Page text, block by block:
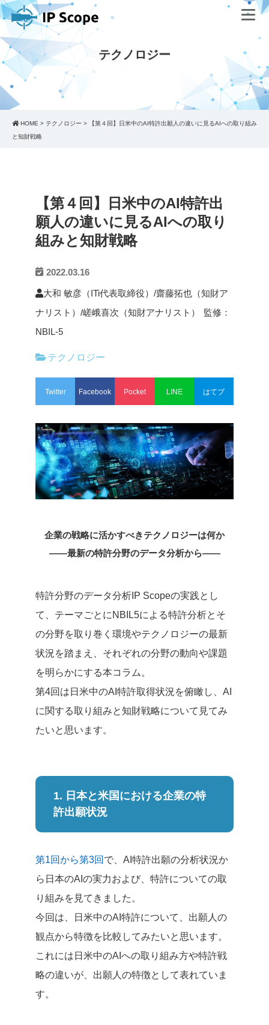
テクノロジー
HOME > テクノロジー >
【第４回】日米中のAI特許出願人の違いに見るAIへの取り組み
と知財戦略
【第４回】日米中のAI特許出
願人の違いに見るAIへの取り
組みと知財戦略
2022.03.16
大和 敏彦（ITi代表取締役）/齋藤拓也（知財ア
ナリスト）/嵯峨喜次（知財アナリスト）
監修：
NBIL-5
テクノロジー
Twitter Facebook Pocket LINE はてブ
企業の戦略に活かすべきテクノロジーは何か
――最新の特許分野のデータ分析から――
特許分野のデータ分析IP Scopeの実践とし
て、テーマごとにNBIL5による特許分析とそ
の分野を取り巻く環境やテクノロジーの最新
状況を踏まえ、それぞれの分野の動向や課題
を明らかにする本コラム。
第4回は日米中のAI特許取得状況を俯瞰し、AI
に関する取り組みと知財戦略について見てみ
たいと思います。
1. 日本と米国における企業の特
許出願状況
第1回から第3回 で、AI特許出願の分析状況か
ら日本のAIの実力および、特許についての取
り組みを見てきました。
今回は、日米中のAI特許について、出願人の
観点から特徴を比較してみたいと思います。
これには日米中のAIへの取り組み方や特許戦
略の違いが、出願人の特徴として表れていま
す。